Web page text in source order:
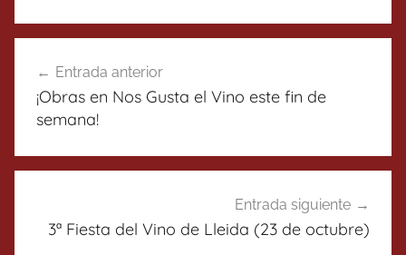
de
entradas
Entrada anterior
¡Obras en Nos Gusta el Vino este fin de
semana!
Entrada siguiente
3ª Fiesta del Vino de Lleida (23 de octubre)